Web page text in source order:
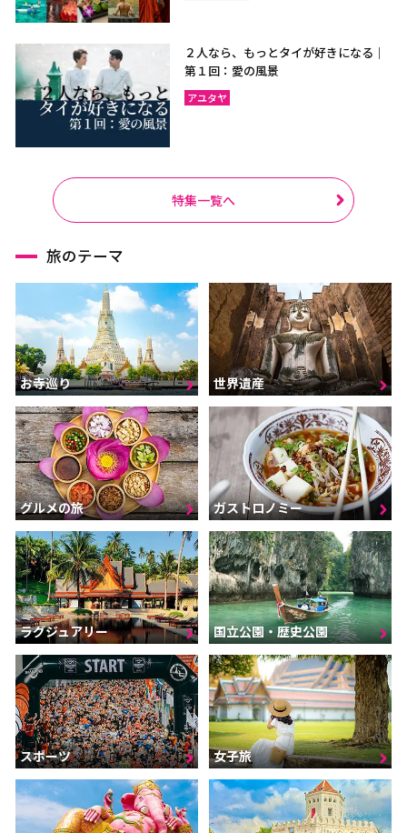
２人なら、もっとタイが好きになる｜
第１回：愛の風景
アユタヤ
特集一覧へ
旅のテーマ
お寺巡り 世界遺産
グルメの旅 ガストロノミー
ラグジュアリー 国立公園・歴史公園
スポーツ 女子旅